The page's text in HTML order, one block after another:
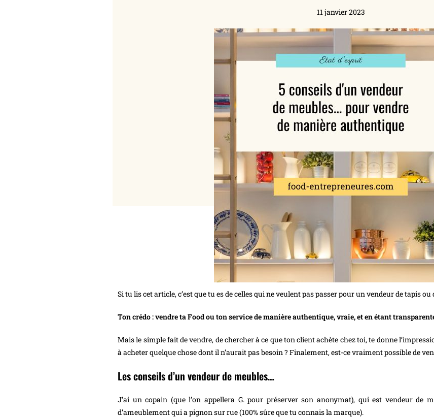
11 janvier 2023
Si tu lis cet article, c’est que tu es de celles qui ne veulent pas passer pour un vendeur de tapis ou
Ton crédo : vendre ta Food ou ton service de manière authentique, vraie, et en étant
Mais le simple fait de vendre, de chercher à ce que ton client achète chez toi, te donne
à acheter quelque chose dont il n’aurait pas besoin ? Finalement, est-ce vraiment possible de
Les conseils d’un vendeur de meubles…
J’ai un copain (que l’on appellera G. pour préserver son anonymat), qui est vendeur de
d’ameublement qui a pignon sur rue (100% sûre que tu connais la marque).